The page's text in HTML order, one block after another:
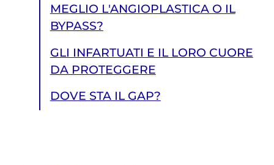
MEGLIO L'ANGIOPLASTICA O IL
BYPASS?
GLI INFARTUATI E IL LORO CUORE
DA PROTEGGERE
DOVE STA IL GAP?